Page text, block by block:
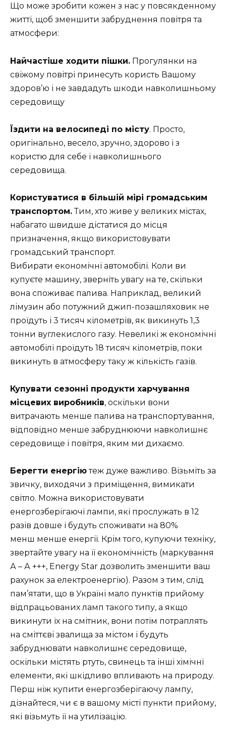
Що може зробити кожен з нас у повсякденному
житті, щоб зменшити забруднення повітря та
атмосфери:
Найчастіше ходити пішки. Прогулянки на
свіжому повітрі принесуть користь Вашому
здоров’ю і не завдадуть шкоди навколишньому
середовищу
Їздити на велосипеді по місту. Просто,
оригінально, весело, зручно, здорово і з
користю для себе і навколишнього
середовища.
Користуватися в більшій мірі громадським
транспортом.Тим, хто живе у великих містах,
набагато швидше дістатися до місця
призначення, якщо використовувати
громадський транспорт.
Вибирати економічні автомобілі. Коли ви
купуєте машину, зверніть увагу на те, скільки
вона споживає палива. Наприклад, великий
лімузин або потужний джип-позашляховик не
проїдуть і 3 тисяч кілометрів, як викинуть 1,3
тонни вуглекислого газу. Невеликі ж економічні
автомобілі проїдуть 18 тисяч кілометрів, поки
викинуть в атмосферу таку ж кількість газів.
Купувати сезонні продукти харчування
місцевих виробників, оскільки вони
витрачають менше палива на транспортування,
відповідно менше забруднюючи навколишнє
середовище і повітря, яким ми дихаємо.
Берегти енергіютеж дуже важливо. Візьміть за
звичку, виходячи з приміщення, вимикати
світло. Можна використовувати
енергозберігаючі лампи, які прослужать в 12
разів довше і будуть споживати на 80%
менш менше енергії. Крім того, купуючи техніку,
звертайте увагу на її економічність (маркування
А – А +++, Energy Star дозволить зменшити ваш
рахунок за електроенергію). Разом з тим, слід
пам’ятати, що в Україні мало пунктів прийому
відпрацьованих ламп такого типу, а якщо
викинути їх на смітник, вони потім потраплять
на сміттєві звалища за містом і будуть
забруднювати навколишнє середовище,
оскільки містять ртуть, свинець та інші хімічні
елементи, які шкідливо впливають на природу.
Перш ніж купити енергозберігаючу лампу,
дізнайтеся, чи є в вашому місті пункти прийому,
які візьмуть її на утилізацію.